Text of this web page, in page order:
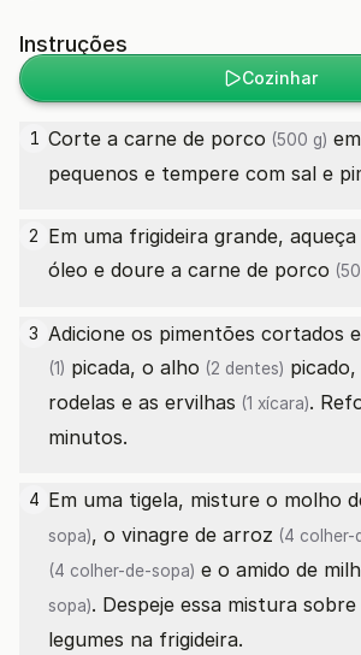
Instruções
Cozinhar
1 Corte a carne de porco (500 g)
pequenos e tempere com sal e
2 Em uma frigideira grande,
óleo e doure a carne de porco
3 Adicione os pimentões cortados
(1) picada, o alho (2 dentes) picado,
rodelas e as ervilhas (1 xícara).
minutos.
4 Em uma tigela, misture o molho
sopa), o vinagre de arroz (4 colher-
(4 colher-de-sopa) e o amido de
sopa). Despeje essa mistura
legumes na frigideira.